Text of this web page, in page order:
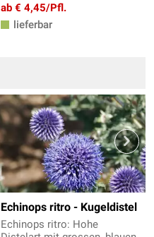
ab € 4,45/Pfl.
lieferbar
Echinops ritro - Kugeldistel
Echinops ritro: Hohe